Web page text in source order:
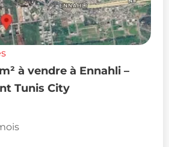
à vendre à Ennahli –
Tunis City